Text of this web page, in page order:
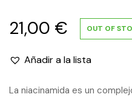
21,00 € OUT OF
Añadir a la lista
La niacinamida es un